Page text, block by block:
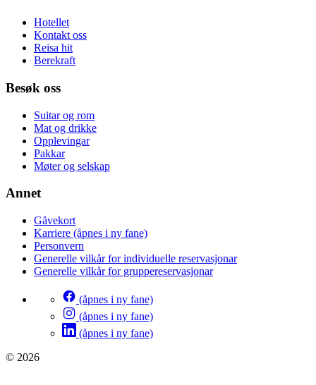
Hotellet
Kontakt oss
Reisa hit
Berekraft
Besøk oss
Suitar og rom
Mat og drikke
Opplevingar
Pakkar
Møter og selskap
Annet
Gåvekort
Karriere (åpnes i ny fane)
Personvern
Generelle vilkår for individuelle reservasjonar
Generelle vilkår for gruppereservasjonar
(åpnes i ny fane)
(åpnes i ny fane)
(åpnes i ny fane)
© 2026